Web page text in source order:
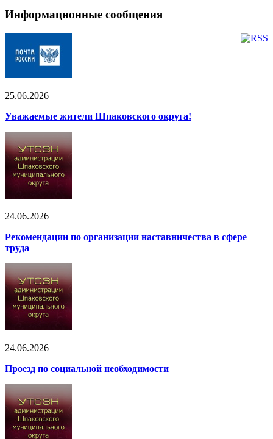
Информационные сообщения
25.06.2026
Уважаемые жители Шпаковского округа!
24.06.2026
Рекомендации по организации наставничества в сфере
труда
24.06.2026
Проезд по социальной необходимости